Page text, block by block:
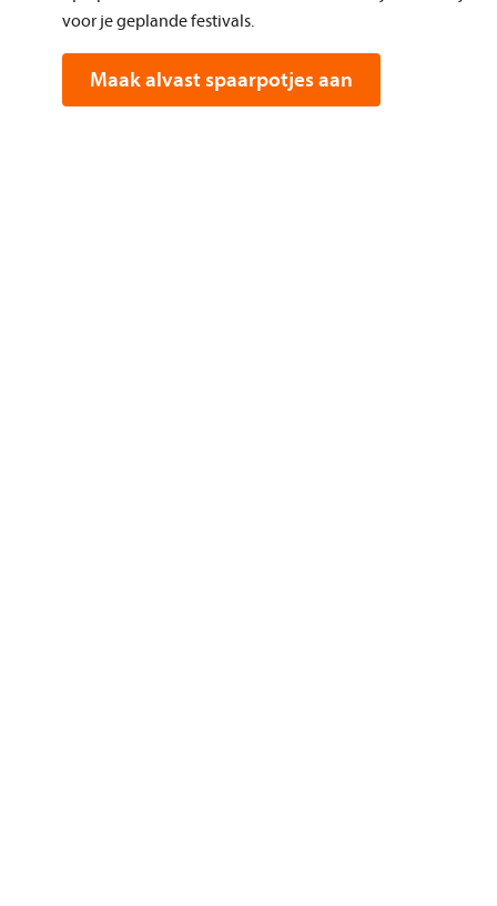
voor je geplande festivals.
Maak alvast spaarpotjes aan